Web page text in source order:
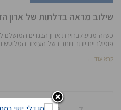
שילוב מראה בדלתות של ארון
כשזה מגיע לבחירת ארון הבגדים המושלם
פופולריים יותר ויותר בשל העיצוב המלוטש
קרא עוד ←